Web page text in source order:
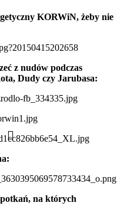
KORWiN, żeby nie
z nudów podczas
Dudy czy Jarubasa:
na których